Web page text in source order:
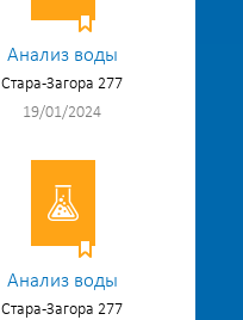
Анализ воды
Стара-Загора 277
19/01/2024
Анализ воды
Стара-Загора 277